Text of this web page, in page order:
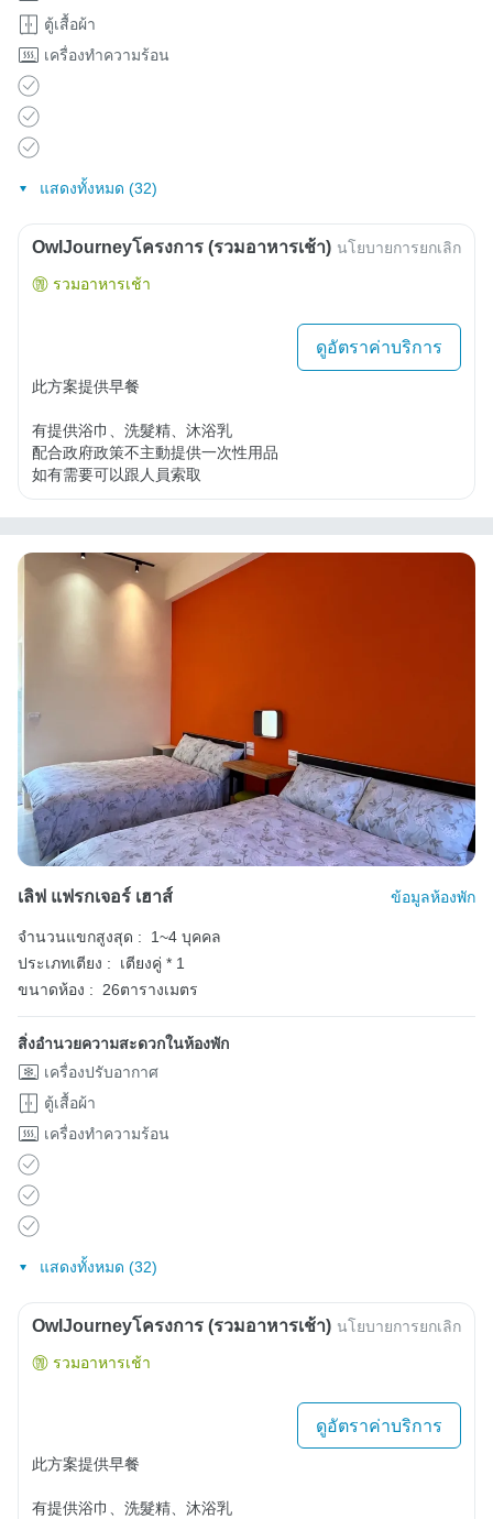
ตู้เสื้อผ้า
เครื่องทำความร้อน
แสดงทั้งหมด (32)
OwlJourneyโครงการ (รวมอาหารเช้า) นโยบายการยกเลิก
รวมอาหารเช้า
ดูอัตราค่าบริการ
此方案提供早餐
有提供浴巾、洗髮精、沐浴乳
配合政府政策不主動提供一次性用品
如有需要可以跟人員索取
เลิฟ แฟรกเจอร์ เฮาส์ ข้อมูลห้องพัก
จำนวนแขกสูงสุด :
1~4 บุคคล
ประเภทเตียง :
เตียงคู่ * 1
ขนาดห้อง :
26ตารางเมตร
สิ่งอำนวยความสะดวกในห้องพัก
เครื่องปรับอากาศ
ตู้เสื้อผ้า
เครื่องทำความร้อน
แสดงทั้งหมด (32)
OwlJourneyโครงการ (รวมอาหารเช้า) นโยบายการยกเลิก
รวมอาหารเช้า
ดูอัตราค่าบริการ
此方案提供早餐
有提供浴巾、洗髮精、沐浴乳